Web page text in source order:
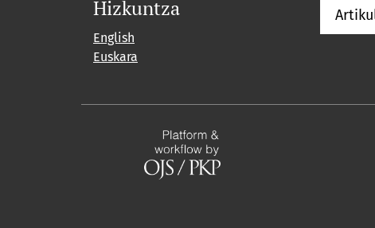
Hizkuntza
English
Euskara